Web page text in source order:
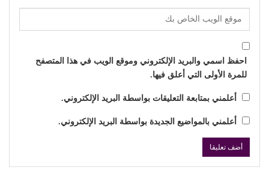
احفظ اسمي والبريد الإلكتروني وموقع الويب في هذا المتصفح
للمرة الأولى التي أعلق فيها.
أعلمني بمتابعة التعليقات بواسطة البريد الإلكتروني.
أعلمني بالمواضيع الجديدة بواسطة البريد الإلكتروني.